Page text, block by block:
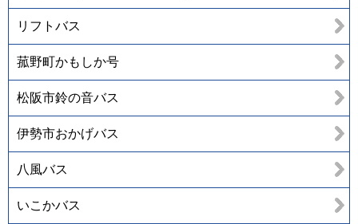
リフトバス
菰野町かもしか号
松阪市鈴の音バス
伊勢市おかげバス
八風バス
いこかバス